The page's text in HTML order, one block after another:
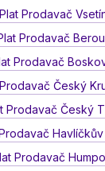
Plat Prodavač
Prodavač
Prodavač
Český
Prodavač Český
Prodavač